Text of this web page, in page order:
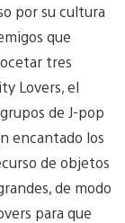
por su cultura
que
tres
Lovers, el
de J-pop
encantado los
de objetos
de modo
para que